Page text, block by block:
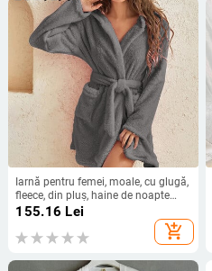
Iarnă pentru femei, moale, cu glugă,
fleece, din pluș, haine de noapte
scurte de flanel, cu curea, halat de
baie, halat de baie, halat de flanel
155.16 Lei
add_shopping_cart